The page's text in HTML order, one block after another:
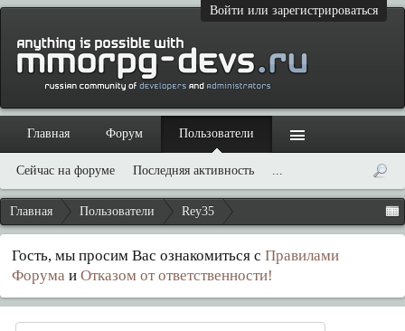
Войти или зарегистрироваться
Главная Пользователи Rey35
Гость, мы просим Вас ознакомиться с Правилами
Форума и Отказом от ответственности!
Главная Форум Пользователи
Сейчас на форуме Последняя активность ...